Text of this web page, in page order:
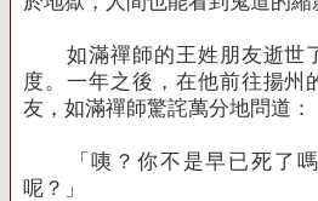
如滿禪師的王姓朋友逝世
度。一年之後，在他前往揚州
友，如滿禪師驚詫萬分地問道：
「咦？你不是早已死了嗎
呢？」